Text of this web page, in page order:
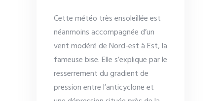
Cette météo très ensoleillée est
néanmoins accompagnée d’un
vent modéré de Nord-est à Est, la
fameuse bise. Elle s’explique par le
resserrement du gradient de
pression entre l’anticyclone et